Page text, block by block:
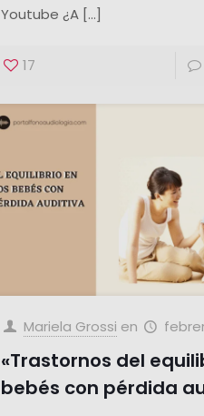
Youtube ¿A[…]
17
Mariela Grossi en
«Trastornos del
bebés con pérdida